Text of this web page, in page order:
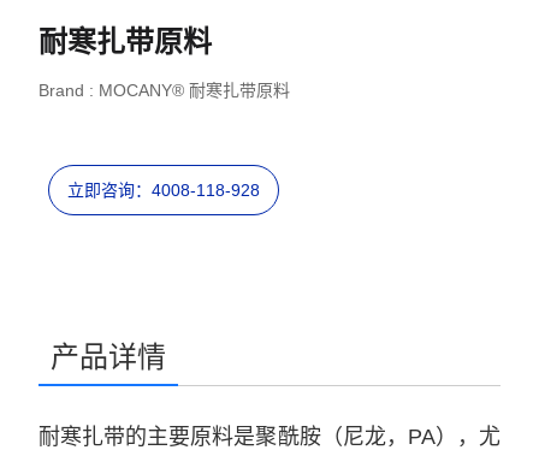
耐寒扎带原料
Brand : MOCANY® 耐寒扎带原料
立即咨询：4008-118-928
产品详情
耐寒扎带的主要原料是聚酰胺（尼龙，PA），尤